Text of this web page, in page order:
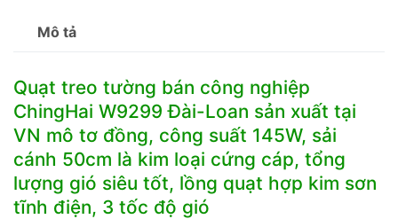
W9299
145W
cánh
50cm
số
lượng
Mô tả
Quạt treo tường bán công nghiệp
ChingHai W9299 Đài-Loan sản xuất tại
VN mô tơ đồng, công suất 145W, sải
cánh 50cm là kim loại cứng cáp, tổng
lượng gió siêu tốt, lồng quạt hợp kim sơn
tĩnh điện, 3 tốc độ gió